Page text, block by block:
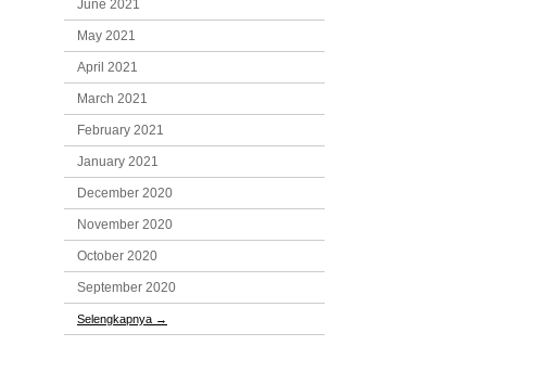
June 2021
May 2021
April 2021
March 2021
February 2021
January 2021
December 2020
November 2020
October 2020
September 2020
Selengkapnya →